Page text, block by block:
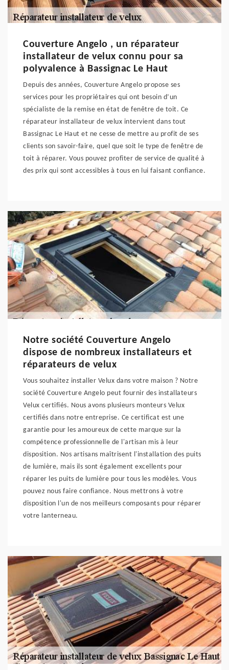
Couverture Angelo , un réparateur
installateur de velux connu pour sa
polyvalence à Bassignac Le Haut
Depuis des années, Couverture Angelo propose ses
services pour les propriétaires qui ont besoin d’un
spécialiste de la remise en état de fenêtre de toit. Ce
réparateur installateur de velux intervient dans tout
Bassignac Le Haut et ne cesse de mettre au profit de ses
clients son savoir-faire, quel que soit le type de fenêtre de
toit à réparer. Vous pouvez profiter de service de qualité à
des prix qui sont accessibles à tous en lui faisant confiance.
Notre société Couverture Angelo
dispose de nombreux installateurs et
réparateurs de velux
Vous souhaitez installer Velux dans votre maison ? Notre
société Couverture Angelo peut fournir des installateurs
Velux certifiés. Nous avons plusieurs monteurs Velux
certifiés dans notre entreprise. Ce certificat est une
garantie pour les amoureux de cette marque sur la
compétence professionnelle de l'artisan mis à leur
disposition. Nos artisans maîtrisent l'installation des puits
de lumière, mais ils sont également excellents pour
réparer les puits de lumière pour tous les modèles. Vous
pouvez nous faire confiance. Nous mettrons à votre
disposition l'un de nos meilleurs composants pour réparer
votre lanterneau.